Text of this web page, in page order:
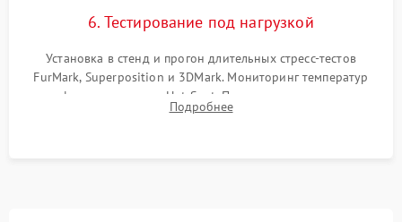
6. Тестирование под нагрузкой
Установка в стенд и прогон длительных стресс-тестов
FurMark, Superposition и 3DMark. Мониторинг температур
графического чипа и Hot Spot. Проверка на отсутствие
артефактов изображения, вылетов драйвера и зависаний.
Подробнее